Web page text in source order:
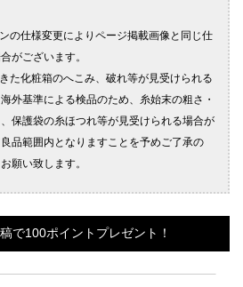
で100ポイントプレゼント！